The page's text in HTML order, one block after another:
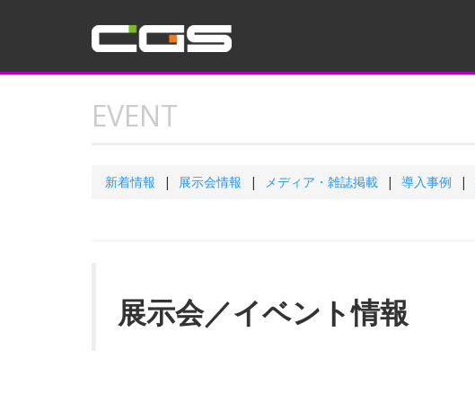
EVENT
新着情報 展示会情報 メディア・雑誌掲載 導入事例
展示会／イベント情報